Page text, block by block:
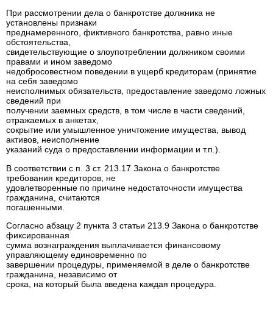
При рассмотрении дела о банкротстве должника не
установлены признаки
преднамеренного, фиктивного банкротства, равно иные
обстоятельства,
свидетельствующие о злоупотреблении должником своими
правами и ином заведомо
недобросовестном поведении в ущерб кредиторам (принятие
на себя заведомо
неисполнимых обязательств, предоставление заведомо ложных
сведений при
получении заемных средств, в том числе в части сведений,
отражаемых в анкетах,
сокрытие или умышленное уничтожение имущества, вывод
активов, неисполнение
указаний суда о предоставлении информации и т.п.).
В соответствии с п. 3 ст. 213.17 Закона о банкротстве
требования кредиторов, не
удовлетворенные по причине недостаточности имущества
гражданина, считаются
погашенными.
Согласно абзацу 2 пункта 3 статьи 213.9 Закона о банкротстве
фиксированная
сумма вознаграждения выплачивается финансовому
управляющему единовременно по
завершении процедуры, применяемой в деле о банкротстве
гражданина, независимо от
срока, на который была введена каждая процедура.